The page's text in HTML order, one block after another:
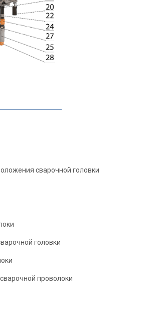
сварочной головки
головки
проволоки